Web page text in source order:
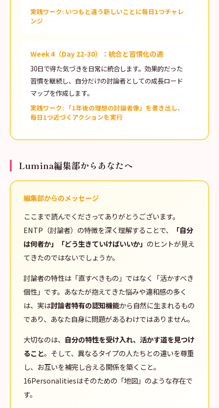
実践ワーク: いつもと違う新しいことに毎日1つチャレ
ンジ
Week 4（Day 22-30）：統合と習慣化の週
30日で得た気づきを日常に統合します。効果的だった
習慣を継続し、自分だけの討論者としての成長ロード
マップを作成します。
実践ワーク: 「1年後の理想の討論者像」を書き出し、
毎日1つ近づくアクションを実行
Lumina編集部からあなたへ
編集部からのメッセージ
ここまで読んでくださってありがとうございます。
ENTP（討論者）の特徴を深く理解することで、
「自分
は何者か」「どう生きていけばいいか」 のヒントが見え
てきたのではないでしょうか。
討論者の特性は「直すべきもの」ではなく「活かすべき
個性」です。あなたが抱えてきた悩みや違和感の多く
は、実は討論者特有の認知機能から自然に生まれるもの
であり、あなた自身に問題があるわけではありません。
大切なのは、 自分の特性を受け入れ、活かす道を見つけ
ること。そして、異なるタイプの人たちとの違いを尊重
し、お互いを補完し合える関係を築くこと。
16Personalitiesはそのための「地図」のような存在で
す。